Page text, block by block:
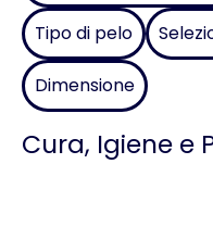
Tipo di pelo
Dimensione
Cura, Igiene e